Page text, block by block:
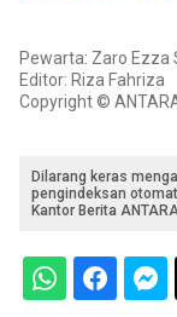
Pewarta: Zaro Ezza
Editor: Riza Fahriza
Copyright ©
Dilarang keras
pengindeksan
Kantor Berita